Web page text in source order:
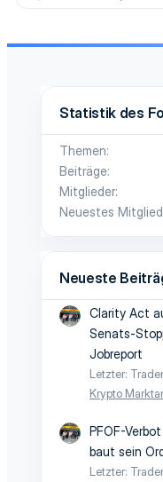
Statistik des
Themen
Beiträge
Mitglieder
Neuestes Mitglied
Neueste
Clarity Act
Senats-
Jobreport
Letzter:
Krypto
PFOF-
baut sein
Letzter: